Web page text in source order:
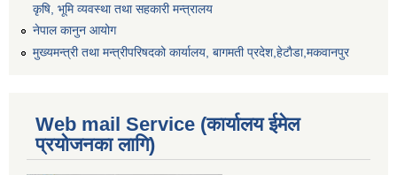
कृषि, भूमि व्यवस्था तथा सहकारी मन्त्रालय
नेपाल कानुन आयोग
मुख्यमन्त्री तथा मन्त्रीपरिषदको कार्यालय, बागमती प्रदेश,हेटाैडा,मकवानपुर
Web mail Service (कार्यालय ईमेल
प्रयोजनका लागि)